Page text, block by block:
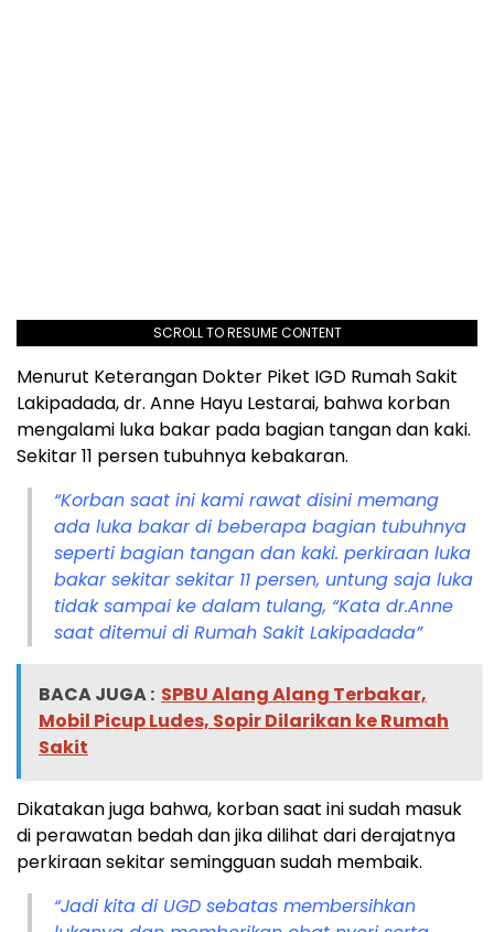
SCROLL TO RESUME CONTENT
Menurut Keterangan Dokter Piket IGD Rumah Sakit
Lakipadada, dr. Anne Hayu Lestarai, bahwa korban
mengalami luka bakar pada bagian tangan dan kaki.
Sekitar 11 persen tubuhnya kebakaran.
“Korban saat ini kami rawat disini memang
ada luka bakar di beberapa bagian tubuhnya
seperti bagian tangan dan kaki. perkiraan luka
bakar sekitar sekitar 11 persen, untung saja luka
tidak sampai ke dalam tulang, “Kata dr.Anne
saat ditemui di Rumah Sakit Lakipadada”
BACA JUGA : SPBU Alang Alang Terbakar,
Mobil Picup Ludes, Sopir Dilarikan ke Rumah
Sakit
Dikatakan juga bahwa, korban saat ini sudah masuk
di perawatan bedah dan jika dilihat dari derajatnya
perkiraan sekitar semingguan sudah membaik.
“Jadi kita di UGD sebatas membersihkan